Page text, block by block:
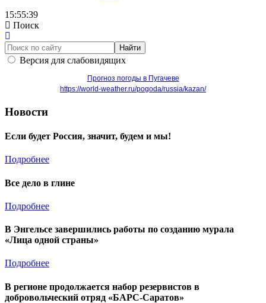
15:55:40
Поиск
Найти
Версия для слабовидящих
Прогноз погоды в Пугачеве
https://world-weather.ru/pogoda/russia/kazan/
Новости
Если будет Россия, значит, будем и мы!
Подробнее
Все дело в глине
Подробнее
В Энгельсе завершились работы по созданию мурала
«Лица одной страны»
Подробнее
В регионе продолжается набор резервистов в
добровольческий отряд «БАРС-Саратов»